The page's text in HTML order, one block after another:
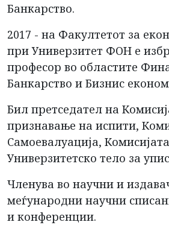
Банкарство.
2017 - на Факултетот за
при Универзитет ФОН е
професор во областите
Банкарство и Бизнис
Бил претседател на
признавање на испити,
Самоевалуација,
Универзитетско тело за
Членува во научни и
меѓународни научни
и конференции.